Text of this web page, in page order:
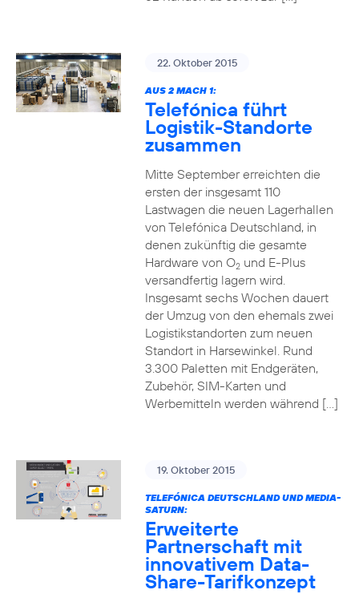
22. Oktober 2015
AUS 2 MACH 1:
Telefónica führt
Logistik-Standorte
zusammen
Mitte September erreichten die
ersten der insgesamt 110
Lastwagen die neuen Lagerhallen
von Telefónica Deutschland, in
denen zukünftig die gesamte
Hardware von O2und E-Plus
versandfertig lagern wird.
Insgesamt sechs Wochen dauert
der Umzug von den ehemals zwei
Logistikstandorten zum neuen
Standort in Harsewinkel. Rund
3.300 Paletten mit Endgeräten,
Zubehör, SIM-Karten und
Werbemitteln werden während […]
19. Oktober 2015
TELEFÓNICA DEUTSCHLAND UND MEDIA-
SATURN:
Erweiterte
Partnerschaft mit
innovativem Data-
Share-Tarifkonzept